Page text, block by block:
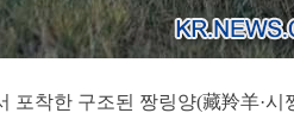
포착한 구조된 짱링양(藏羚羊·시